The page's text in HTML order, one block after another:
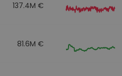
137.4M €
81.6M €